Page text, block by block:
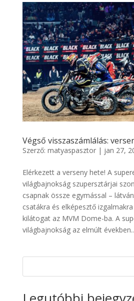
Végső visszaszámlálás:
Szerző: matyaspasztor| jan 27,
Elérkezett a verseny hete! A
világbajnokság szupersztárjai
csapnak össze egymással –
csatákra és elképesztő
kilátogat az MVM Dome-ba. A
világbajnokság az elmúlt